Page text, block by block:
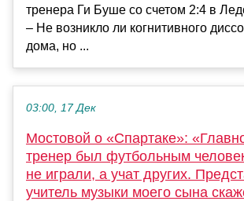
тренера Ги Буше со счетом 2:4 в
– Не возникло ли когнитивного
дома, но ...
03:00, 17 Дек
Мостовой о «Спартаке»:
тренер был футбольным
не играли, а учат других.
учитель музыки моего сына